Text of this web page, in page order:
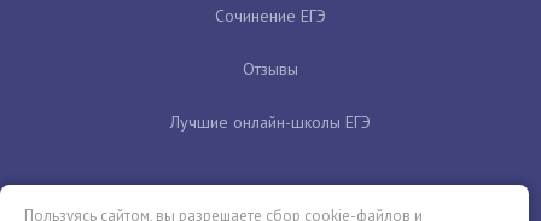
Сочинение ЕГЭ
Отзывы
Лучшие онлайн-школы ЕГЭ
Пользуясь сайтом, вы разрешаете сбор cookie-файлов и